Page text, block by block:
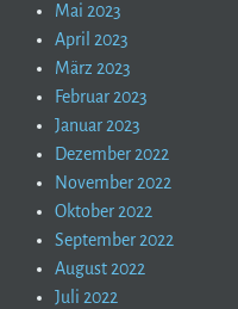
Mai 2023
April 2023
März 2023
Februar 2023
Januar 2023
Dezember 2022
November 2022
Oktober 2022
September 2022
August 2022
Juli 2022